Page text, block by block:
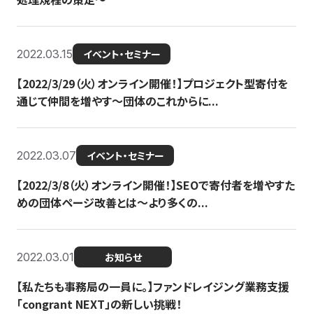
2022.03.15 イベント・セミナー
【2022/3/29（火）オンライン開催！】プロジェクト型寄付を
通じて仲間を増やす～団体のこれからに...
2022.03.07 イベント・セミナー
【2022/3/8（火）オンライン開催！】SEOで寄付者を増やすた
めの団体ページ改善とは～より多くの...
2022.03.01 お知らせ
【私たちも事務局の一員に。】ファンドレイジング業務支援
「congrant NEXT」の新しい挑戦！